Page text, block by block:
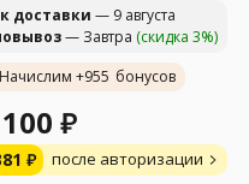
доставки — 9 августа
— Завтра (скидка 3%)
Начислим +955 бонусов
₽
₽ после авторизации